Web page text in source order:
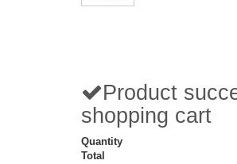
Product
shopping cart
Quantity
Total